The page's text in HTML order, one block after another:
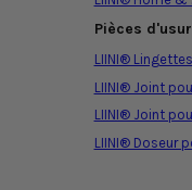
Pièces
LIINI®
LIINI® Joint
LIINI® Joint
LIINI® Doseur